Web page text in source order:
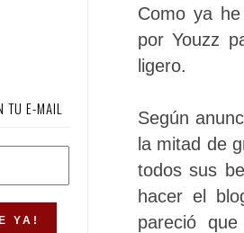
Como ya
por Youzz
ligero.
Según
la mitad de
todos sus
hacer el
pareció
TU E-MAIL